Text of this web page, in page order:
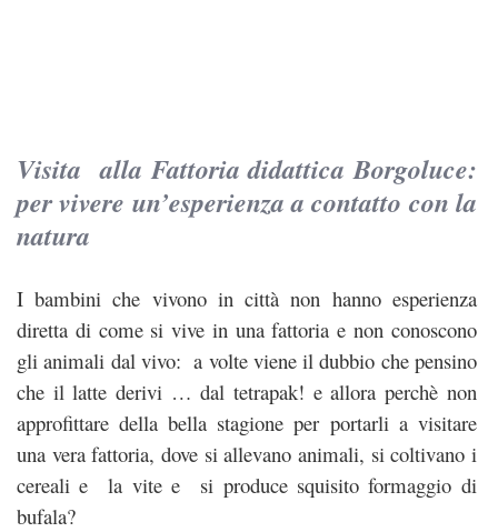
Visita alla Fattoria didattica Borgoluce:
per vivere un’esperienza a contatto con la
natura
I bambini che vivono in città non hanno esperienza
diretta di come si vive in una fattoria e non conoscono
gli animali dal vivo: a volte viene il dubbio che pensino
che il latte derivi … dal tetrapak! e allora perchè non
approfittare della bella stagione per portarli a visitare
una vera fattoria, dove si allevano animali, si coltivano i
cereali e la vite e si produce squisito formaggio di
bufala?